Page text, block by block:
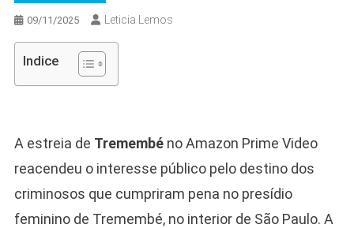
09/11/2025 Leticia Lemos
Indice
A estreia de Tremembéno Amazon Prime Video
reacendeu o interesse público pelo destino dos
criminosos que cumpriram pena no presídio
feminino de Tremembé, no interior de São Paulo. A